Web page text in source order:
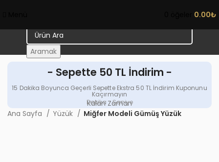
0.00₺
Aramak
- Sepette 50 TL İndirim -
15 Dakika Boyunca Geçerli Sepette Ekstra 50 TL İndirim Kuponunu
Kaçırmayın
Kalan Zaman
Dakika Saniye
Ana Sayfa Yüzük Miğfer Modeli Gümüş Yüzük